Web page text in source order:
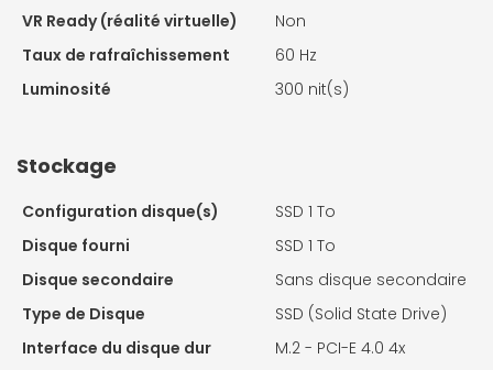
VR Ready (réalité virtuelle)
Non
Taux de rafraîchissement
60 Hz
Luminosité
300 nit(s)
Stockage
Configuration disque(s)
SSD 1 To
Disque fourni
SSD 1 To
Disque secondaire
Sans disque secondaire
Type de Disque
SSD (Solid State Drive)
Interface du disque dur
M.2 - PCI-E 4.0 4x